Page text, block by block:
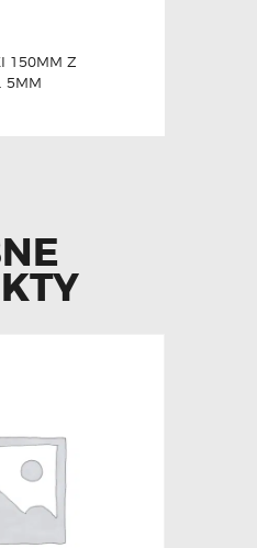
150MM Z
5MM